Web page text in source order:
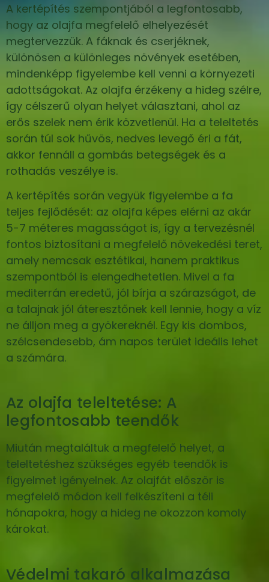
A kertépítés szempontjából a legfontosabb,
hogy az olajfa megfelelő elhelyezését
megtervezzük. A fáknak és cserjéknek,
különösen a különleges növények esetében,
mindenképp figyelembe kell venni a környezeti
adottságokat. Az olajfa érzékeny a hideg szélre,
így célszerű olyan helyet választani, ahol az
erős szelek nem érik közvetlenül. Ha a teleltetés
során túl sok hűvös, nedves levegő éri a fát,
akkor fennáll a gombás betegségek és a
rothadás veszélye is.
A kertépítés során vegyük figyelembe a fa
teljes fejlődését: az olajfa képes elérni az akár
5-7 méteres magasságot is, így a tervezésnél
fontos biztosítani a megfelelő növekedési teret,
amely nemcsak esztétikai, hanem praktikus
szempontból is elengedhetetlen. Mivel a fa
mediterrán eredetű, jól bírja a szárazságot, de
a talajnak jól áteresztőnek kell lennie, hogy a víz
ne álljon meg a gyökereknél. Egy kis dombos,
szélcsendesebb, ám napos terület ideális lehet
a számára.
Az olajfa teleltetése: A
legfontosabb teendők
Miután megtaláltuk a megfelelő helyet, a
teleltetéshez szükséges egyéb teendők is
figyelmet igényelnek. Az olajfát először is
megfelelő módon kell felkészíteni a téli
hónapokra, hogy a hideg ne okozzon komoly
károkat.
Védelmi takaró alkalmazása